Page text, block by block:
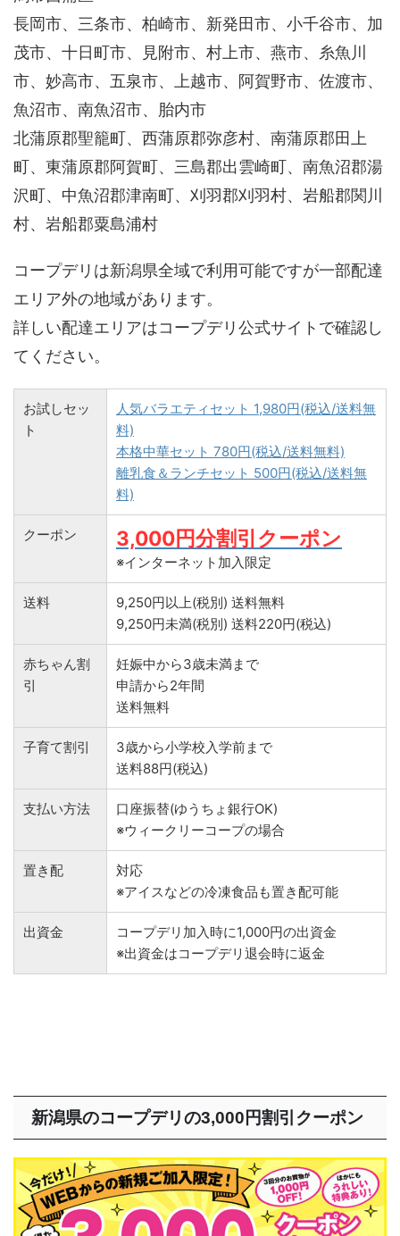
長岡市、三条市、柏崎市、新発田市、小千谷市、加
茂市、十日町市、見附市、村上市、燕市、糸魚川
市、妙高市、五泉市、上越市、阿賀野市、佐渡市、
魚沼市、南魚沼市、胎内市
北蒲原郡聖籠町、西蒲原郡弥彦村、南蒲原郡田上
町、東蒲原郡阿賀町、三島郡出雲崎町、南魚沼郡湯
沢町、中魚沼郡津南町、刈羽郡刈羽村、岩船郡関川
村、岩船郡粟島浦村
コープデリは新潟県全域で利用可能ですが一部配達
エリア外の地域があります。
詳しい配達エリアはコープデリ公式サイトで確認し
てください。
お試しセッ
ト
人気バラエティセット 1,980円(税込/送料無
料)
本格中華セット 780円(税込/送料無料)
離乳食＆ランチセット 500円(税込/送料無
料)
クーポン 3,000円分割引クーポン
※インターネット加入限定
送料
9,250円以上(税別) 送料無料
9,250円未満(税別) 送料220円(税込)
赤ちゃん割
引
妊娠中から3歳未満まで
申請から2年間
送料無料
子育て割引
3歳から小学校入学前まで
送料88円(税込)
支払い方法
口座振替(ゆうちょ銀行OK)
※ウィークリーコープの場合
置き配
対応
※アイスなどの冷凍食品も置き配可能
出資金
コープデリ加入時に1,000円の出資金
※出資金はコープデリ退会時に返金
新潟県のコープデリの3,000円割引クーポン